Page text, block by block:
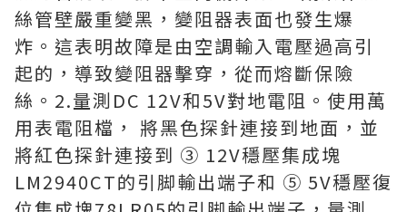
絲管壁嚴重變黑，變阻器表面也發生爆
炸。這表明故障是由空調輸入電壓過高引
起的，導致變阻器擊穿，從而熔斷保險
絲。2.量測DC 12V和5V對地電阻。使用萬
用表電阻檔， 將黑色探針連接到地面，並
將紅色探針連接到 ③ 12V穩壓集成塊
LM2940CT的引脚輸出端子和 ⑤ 5V穩壓復